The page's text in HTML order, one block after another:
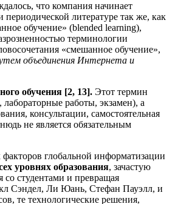
что компания начинает
литературе так же, как
обучение» (blended learning),
терминологии
«смешанное обучение»,
объединения Интернета и
обучения [2, 13]. Этот термин
работы, экзамен), а
консультации, самостоятельная
не является обязательным
глобальной информатизации
уровнях образования, зачастую
со студентами и превращая
Сэндел, Ли Юань, Стефан Пауэлл, и
те технологические решения,